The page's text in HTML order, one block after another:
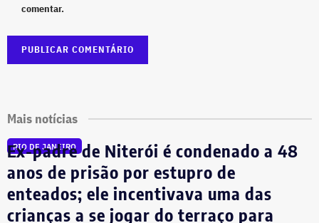
comentar.
Mais notícias
RIO DE JANEIRO
Ex-padre de Niterói é condenado a 48
anos de prisão por estupro de
enteados; ele incentivava uma das
crianças a se jogar do terraço para